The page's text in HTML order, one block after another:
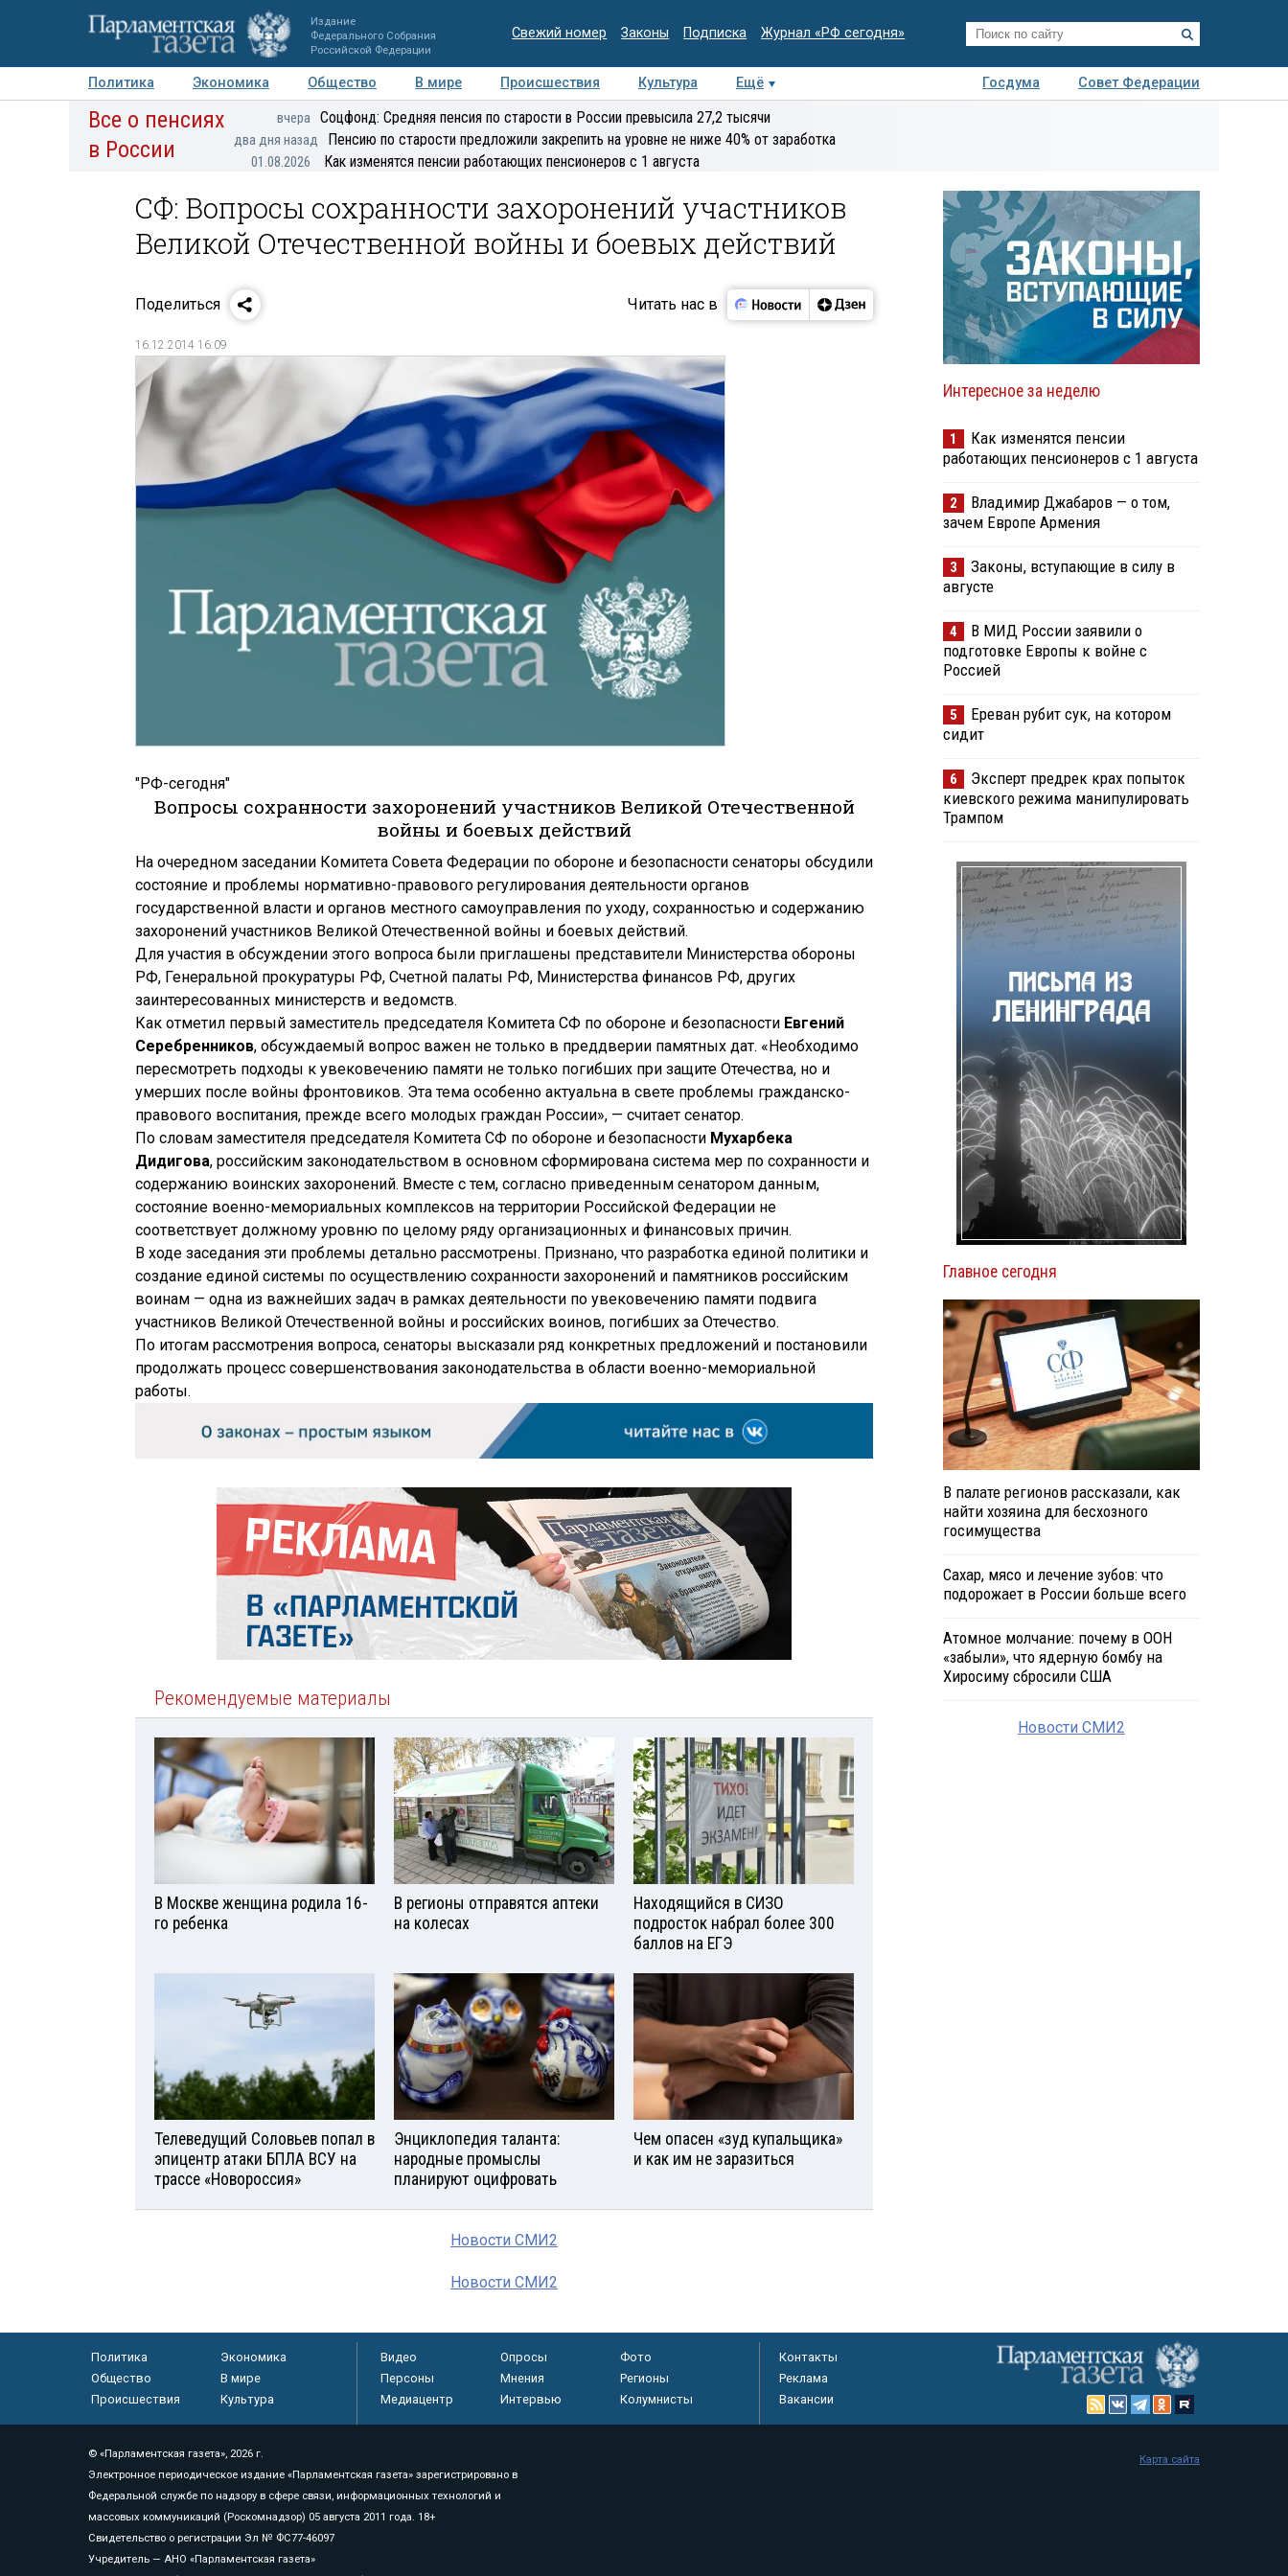
Издание
Федерального Собрания
Российской Федерации
Свежий номер Законы Подписка Журнал «РФ сегодня»
Политика Экономика Общество В мире Происшествия Культура Ещё Госдума
Совет Федерации
Авторы Персоны Мнения Регионы Медиацентр Интервью Колумнисты
экспертиза
Все о пенсиях
в России
вчера Соцфонд: Средняя пенсия по старости в России превысила 27,2 тысячи
два дня назад Пенсию по старости предложили закрепить на уровне не ниже 40% от заработка
01.08.2026 Как изменятся пенсии работающих пенсионеров с 1 августа
СФ: Вопросы сохранности захоронений участников
Великой Отечественной войны и боевых действий
Поделиться Читать нас в
16.12.2014 16:09
"РФ-сегодня"
Вопросы сохранности захоронений участников Великой Отечественной
войны и боевых действий
На очередном заседании Комитета Совета Федерации по обороне и безопасности сенаторы обсудили
состояние и проблемы нормативно-правового регулирования деятельности органов
государственной власти и органов местного самоуправления по уходу, сохранностью и содержанию
захоронений участников Великой Отечественной войны и боевых действий.
Для участия в обсуждении этого вопроса были приглашены представители Министерства обороны
РФ, Генеральной прокуратуры РФ, Счетной палаты РФ, Министерства финансов РФ, других
заинтересованных министерств и ведомств.
Как отметил первый заместитель председателя Комитета СФ по обороне и безопасности Евгений
Серебренников, обсуждаемый вопрос важен не только в преддверии памятных дат. «Необходимо
пересмотреть подходы к увековечению памяти не только погибших при защите Отечества, но и
умерших после войны фронтовиков. Эта тема особенно актуальна в свете проблемы гражданско-
правового воспитания, прежде всего молодых граждан России», — считает сенатор.
По словам заместителя председателя Комитета СФ по обороне и безопасности Мухарбека
Дидигова, российским законодательством в основном сформирована система мер по сохранности и
содержанию воинских захоронений. Вместе с тем, согласно приведенным сенатором данным,
состояние военно-мемориальных комплексов на территории Российской Федерации не
соответствует должному уровню по целому ряду организационных и финансовых причин.
В ходе заседания эти проблемы детально рассмотрены. Признано, что разработка единой политики и
создание единой системы по осуществлению сохранности захоронений и памятников российским
воинам — одна из важнейших задач в рамках деятельности по увековечению памяти подвига
участников Великой Отечественной войны и российских воинов, погибших за Отечество.
По итогам рассмотрения вопроса, сенаторы высказали ряд конкретных предложений и постановили
продолжать процесс совершенствования законодательства в области военно-мемориальной
работы.
Рекомендуемые материалы
В Москве женщина родила 16-
го ребенка
В регионы отправятся аптеки
на колесах
Находящийся в СИЗО
подросток набрал более 300
баллов на ЕГЭ
Телеведущий Соловьев попал в
эпицентр атаки БПЛА ВСУ на
трассе «Новороссия»
Энциклопедия таланта:
народные промыслы
планируют оцифровать
Чем опасен «зуд купальщика»
и как им не заразиться
Новости СМИ2
Новости СМИ2
Интересное за неделю
1
Как изменятся пенсии
работающих пенсионеров с 1 августа
2
Владимир Джабаров — о том,
зачем Европе Армения
3
Законы, вступающие в силу в
августе
4
В МИД России заявили о
подготовке Европы к войне с
Россией
5
Ереван рубит сук, на котором
сидит
6
Эксперт предрек крах попыток
киевского режима манипулировать
Трампом
Главное сегодня
В палате регионов рассказали, как
найти хозяина для бесхозного
госимущества
Сахар, мясо и лечение зубов: что
подорожает в России больше всего
Атомное молчание: почему в ООН
«забыли», что ядерную бомбу на
Хиросиму сбросили США
Новости СМИ2
Политика
Экономика
Общество
В мире
Происшествия
Культура
Видео Опросы
Фото
Персоны
Мнения
Регионы
Медиацентр
Интервью Колумнисты
Контакты
Реклама
Вакансии
© «Парламентская газета», 2026 г.
Электронное периодическое издание «Парламентская газета» зарегистрировано в
Федеральной службе по надзору в сфере связи, информационных технологий и
массовых коммуникаций (Роскомнадзор) 05 августа 2011 года. 18+
Свидетельство о регистрации Эл № ФС77-46097
Учредитель — АНО «Парламентская газета»
Карта сайта